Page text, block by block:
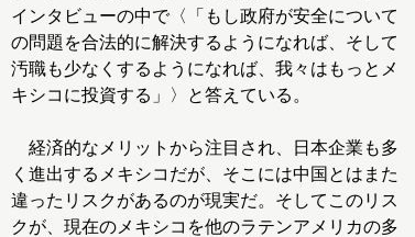
インタビューの中で〈「もし政府が安全について
の問題を合法的に解決するようになれば、そして
汚職も少なくするようになれば、我々はもっとメ
キシコに投資する」〉と答えている。
経済的なメリットから注目され、日本企業も多
く進出するメキシコだが、そこには中国とはまた
違ったリスクがあるのが現実だ。そしてこのリス
クが、現在のメキシコを他のラテンアメリカの多